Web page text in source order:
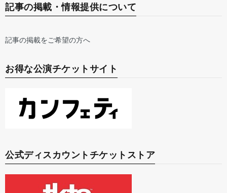
記事の掲載・情報提供について
記事の掲載をご希望の方へ
お得な公演チケットサイト
公式ディスカウントチケットストア